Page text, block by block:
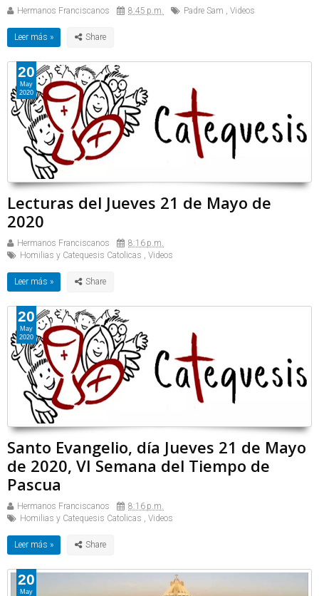
Hermanos Franciscanos 8:45 p.m. Padre Sam , Videos
Leer más »
Lecturas del Jueves 21 de Mayo de
2020
Hermanos Franciscanos
8:16 p.m.
Homilias y Catequesis Catolicas , Videos
Leer más »
20
May
2020
Santo Evangelio, día Jueves 21 de Mayo
de 2020, VI Semana del Tiempo de
Pascua
Hermanos Franciscanos
8:16 p.m.
Homilias y Catequesis Catolicas , Videos
Leer más »
20
May
2020
20
May